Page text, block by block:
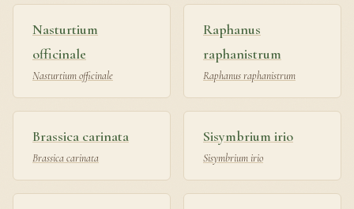
Nasturtium
officinale
Nasturtium officinale
Raphanus
raphanistrum
Raphanus raphanistrum
Brassica carinata
Brassica carinata
Sisymbrium irio
Sisymbrium irio